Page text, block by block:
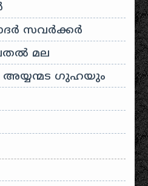
സവർക്കർ
മല
അയ്യന്മട ഗുഹയും